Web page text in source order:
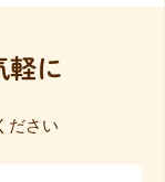
軽に
ださい